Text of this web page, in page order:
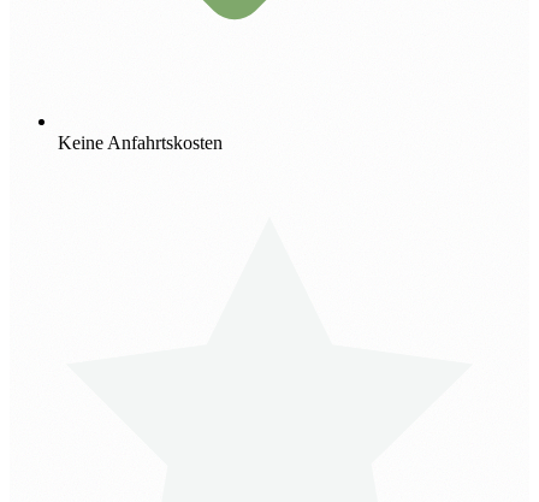
Keine Anfahrtskosten